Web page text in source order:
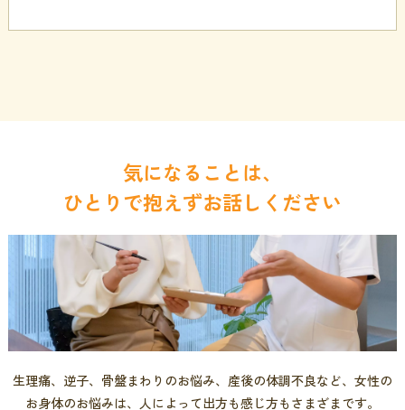
気になることは、
ひとりで抱えずお話しください
生理痛、 逆子、 骨盤まわりのお悩み、 産後の体調不良など、 女性の
お身体のお悩みは、 人に よって出方も感じ方もさまざまです。